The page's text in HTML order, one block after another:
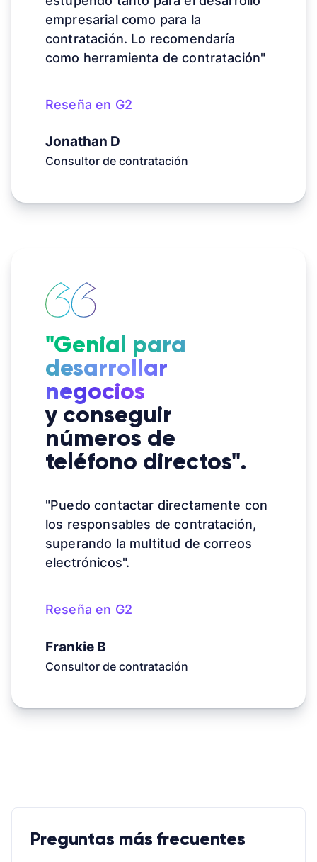
empresarial como para la
contratación. Lo recomendaría
como herramienta de contratación"
Reseña en G2
Jonathan D
Consultor de contratación
"Genial para
desarrollar
negocios
y conseguir
números de
teléfono directos".
"Puedo contactar directamente con
los responsables de contratación,
superando la multitud de correos
electrónicos".
Reseña en G2
Frankie B
Consultor de contratación
Preguntas más frecuentes